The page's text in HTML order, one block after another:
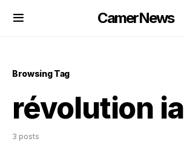
CamerNews
Browsing Tag
révolution ia
3 posts